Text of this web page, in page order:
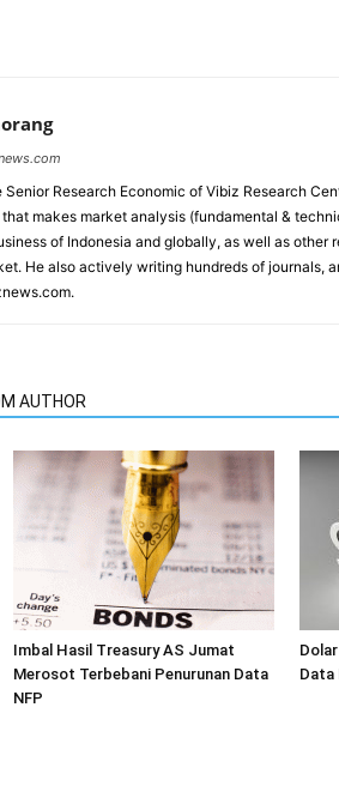
Senior Research Economic of Vibiz Research
makes market analysis (fundamental &
of Indonesia and globally, as well as other
He also actively writing hundreds of journals,
AUTHOR
Imbal Hasil Treasury AS Jumat
Merosot Terbebani Penurunan Data
NFP
Data